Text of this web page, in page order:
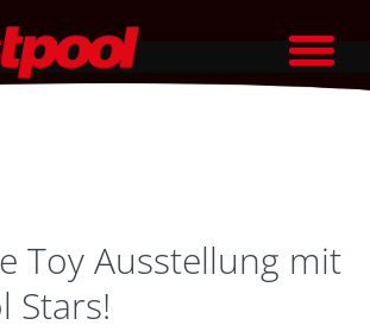
Toy Ausstellung mit
Stars!